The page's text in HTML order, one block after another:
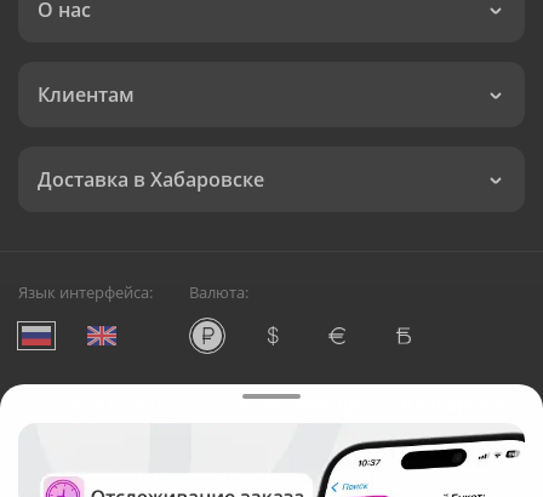
О нас
Клиентам
Доставка в Хабаровске
Язык интерфейса: Валюта:
Служба круглосуточной доставки цветов в Хабаровске
Русский Букет, 2026
Общество с ограниченной ответственностью «Технология»